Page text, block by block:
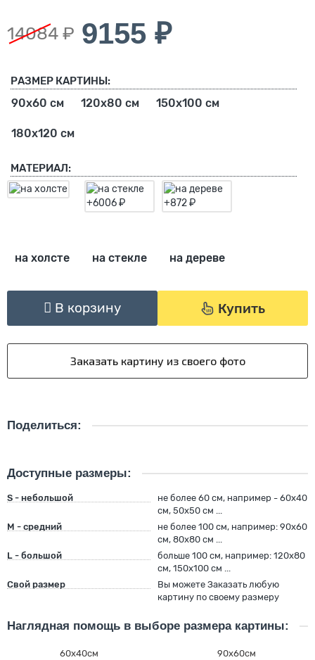
14084 ₽ 9155 ₽
РАЗМЕР КАРТИНЫ:
90х60 см 120х80 см 150х100 см
180х120 см
МАТЕРИАЛ:
на холсте на стекле на дереве
В корзину Купить
Поделиться:
Доступные размеры:
S - небольшой
не более 60 см, например - 60х40
см, 50х50 см ...
M - средний
не более 100 см, например: 90х60
см, 80х80 см ...
L - большой
больше 100 см, например: 120х80
см, 150х100 см ...
Свой размер
Вы можете Заказать любую
картину по своему размеру
Наглядная помощь в выборе размера картины:
60х40см
90х60см